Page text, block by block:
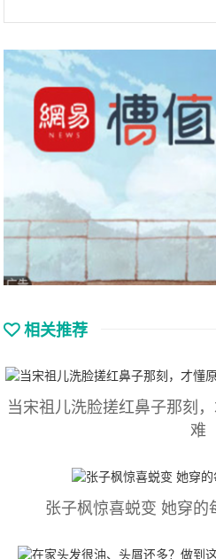
相关推荐
当宋祖儿洗脸搓红鼻子那刻
难
张子枫惊喜蜕变 她穿